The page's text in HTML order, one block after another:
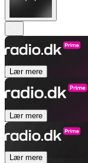
Lær mere
Lær mere
Lær mere